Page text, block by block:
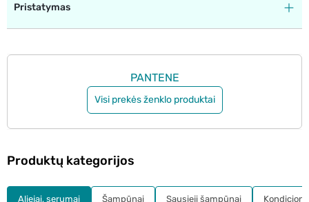
Pristatymas
PANTENE
Visi prekės ženklo produktai
Produktų kategorijos
Aliejai, serumai Šampūnai Sausieji šampūnai